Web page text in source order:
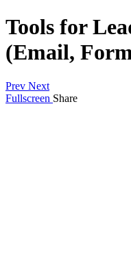
Tools for
(Email,
Prev Next
Fullscreen Share